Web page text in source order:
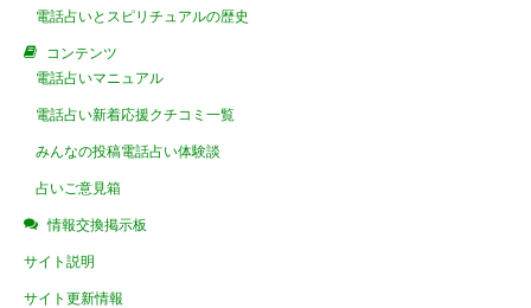
電話占いとスピリチュアルの歴史
コンテンツ
電話占いマニュアル
電話占い新着応援クチコミ一覧
みんなの投稿電話占い体験談
占いご意見箱
情報交換掲示板
サイト説明
サイト更新情報